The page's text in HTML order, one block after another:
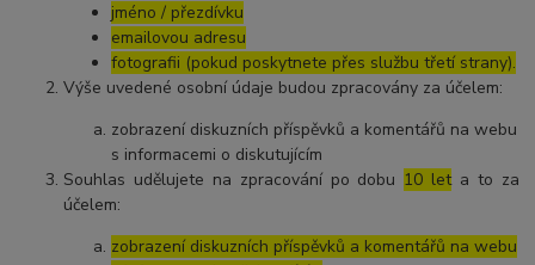
jméno / přezdívku
emailovou adresu
fotografii (pokud poskytnete přes službu třetí strany).
Výše uvedené osobní údaje budou zpracovány za účelem:
zobrazení diskuzních příspěvků a komentářů na webu
s informacemi o diskutujícím
Souhlas udělujete na zpracování po dobu 10 leta to za
účelem:
zobrazení diskuzních příspěvků a komentářů na webu